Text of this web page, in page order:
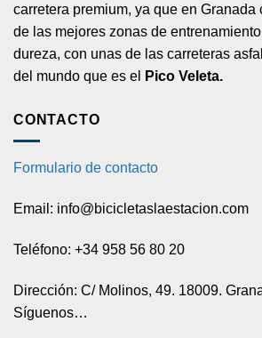
carretera premium, ya que en Granada
de las mejores zonas de
dureza, con unas de las carreteras
del mundo que es el
Pico Veleta.
CONTACTO
Formulario de contacto
Email: info@bicicletaslaestacion.com
Teléfono: +34 958 56 80 20
Dirección: C/ Molinos, 49. 18009.
Síguenos…